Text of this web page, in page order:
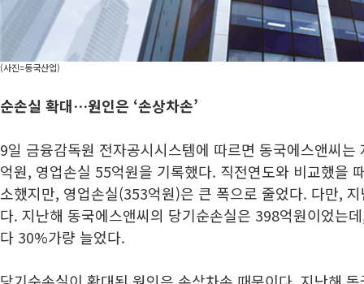
(사진=동국산업)
순손실 확대…원인은 ‘손상차손’
9일 금융감독원 전자공시시스템에 따르면 동국에스앤씨
억원, 영업손실 55억원을 기록했다. 직전연도와 비교했을
소했지만, 영업손실(353억원)은 큰 폭으로 줄었다. 다만,
다. 지난해 동국에스앤씨의 당기순손실은 398억원이었는
다 30%가량 늘었다.